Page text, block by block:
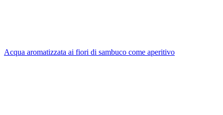
Acqua aromatizzata ai fiori di sambuco come aperitivo